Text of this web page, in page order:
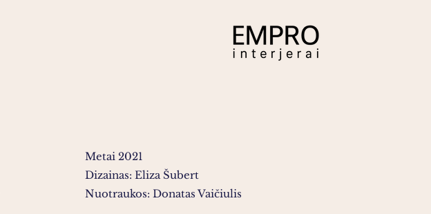
Metai 2021
Dizainas: Eliza Šubert
Nuotraukos: Donatas Vaičiulis